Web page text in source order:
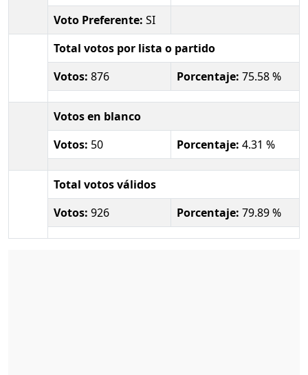
Voto Preferente: SI
Total votos por lista o partido
Votos: 876 Porcentaje: 75.58 %
Votos en blanco
Votos: 50 Porcentaje: 4.31 %
Total votos válidos
Votos: 926 Porcentaje: 79.89 %